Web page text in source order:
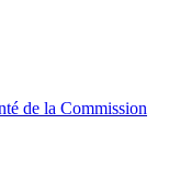
de la Commission